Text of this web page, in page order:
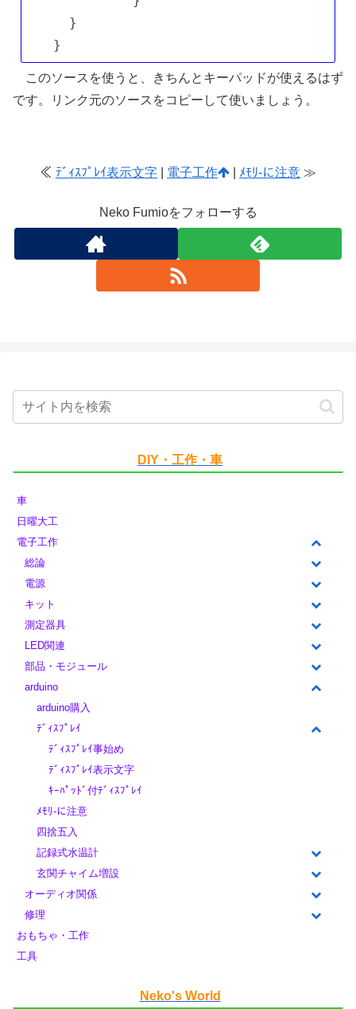
  }
このソースを使うと、きちんとキーパッドが使えるはず
です。リンク元のソースをコピーして使いましょう。
≪ ﾃﾞｨｽﾌﾟﾚｲ表示文字 電子工作 ﾒﾓﾘ-に注意 ≫
Neko Fumioをフォローする
DIY・工作・車
車
日曜大工
電子工作
総論
電源
キット
測定器具
LED関連
部品・モジュール
arduino
arduino購入
ﾃﾞｨｽﾌﾟﾚｲ
ﾃﾞｨｽﾌﾟﾚｲ事始め
ﾃﾞｨｽﾌﾟﾚｲ表示文字
ｷｰﾊﾟｯﾄﾞ付ﾃﾞｨｽﾌﾟﾚｲ
ﾒﾓﾘ-に注意
四捨五入
記録式水温計
玄関チャイム増設
オーディオ関係
修理
おもちゃ・工作
工具
Neko's World